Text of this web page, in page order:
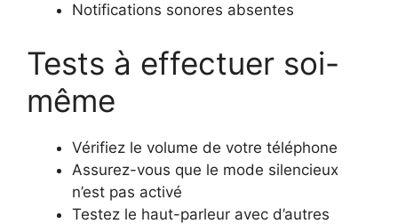
Notifications sonores absentes
Tests à effectuer soi-
même
Vérifiez le volume de votre téléphone
Assurez-vous que le mode silencieux
n’est pas activé
Testez le haut-parleur avec d’autres